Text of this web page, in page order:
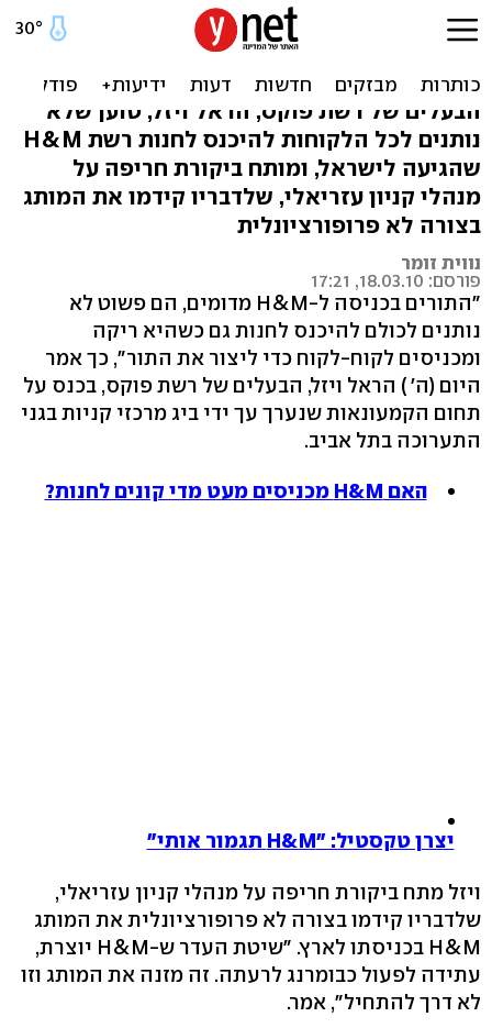
"התורים בכניסה מדומים"
הבעלים של רשת פוקס, הראל ויזל, טוען שלא
נותנים לכל הלקוחות להיכנס לחנות רשת H&M
שהגיעה לישראל, ומותח ביקורת חריפה על
מנהלי קניון עזריאלי, שלדבריו קידמו את המותג
בצורה לא פרופורציונלית
נווית זומר
פורסם: 18.03.10, 17:21
"התורים בכניסה ל-H&M מדומים, הם פשוט לא
נותנים לכולם להיכנס לחנות גם כשהיא ריקה
ומכניסים לקוח-לקוח כדי ליצור את התור", כך אמר
היום (ה' ) הראל ויזל, הבעלים של רשת פוקס, בכנס על
תחום הקמעונאות שנערך עך ידי ביג מרכזי קניות בגני
התערוכה בתל אביב.
האם H&M מכניסים מעט מדי קונים לחנות?
יצרן טקסטיל: "H&M תגמור אותי"
ויזל מתח ביקורת חריפה על מנהלי קניון עזריאלי,
שלדבריו קידמו בצורה לא פרופורציונלית את המותג
H&M בכניסתו לארץ. "שיטת העדר ש-H&M יוצרת,
עתידה לפעול כבומרנג לרעתה. זה מזנה את המותג וזו
לא דרך להתחיל", אמר.